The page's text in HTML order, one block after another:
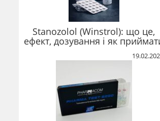
Stanozolol (Winstrol): що це,
ефект, дозування і як